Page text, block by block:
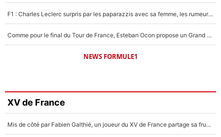
F1 : Charles Leclerc surpris par les paparazzis avec sa femme, les rumeurs étaient vraies !
Comme pour le final du Tour de France, Esteban Ocon propose un Grand Prix de Formule 1 à Paris : «Autour de l’Arc de Triomphe, ce serait génial» !
NEWS FORMULE1
XV de France
Mis de côté par Fabien Galthié, un joueur du XV de France partage sa frustration : «ils ne me l’ont pas dit tout de suite»